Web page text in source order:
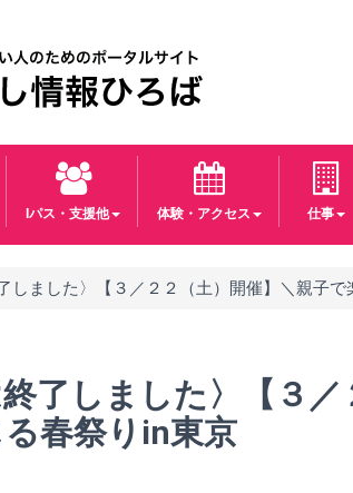
Iパス・支援他 体験・アクセス 仕事
しました〉【３／２２（土）開催】＼親子
了しました〉【３
春祭りin東京